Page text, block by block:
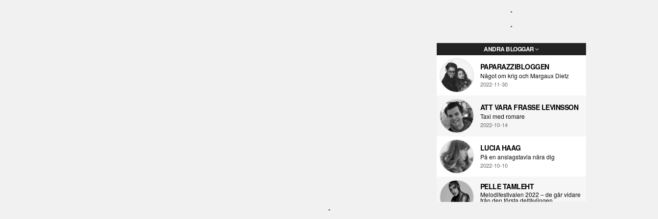
ANDRA BLOGGAR
PAPARAZZIBLOGGEN
Något om krig och Margaux Dietz
2022-11-30
ATT VARA FRASSE LEVINSSON
Taxi med romare
2022-10-14
LUCIA HAAG
På en anslagstavla nära dig
2022-10-10
PELLE TAMLEHT
Melodifestivalen 2022 – de går vidare
från den första deltävlingen